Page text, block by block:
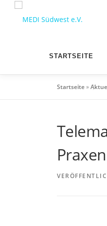
STARTSEITE
Startseite»